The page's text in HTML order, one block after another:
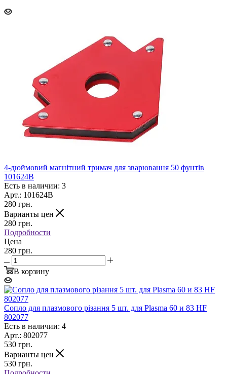
4-дюймовий магнітний тримач для зварювання 50 фунтів
101624B
Есть в наличии: 3
Арт.: 101624B
280 грн.
Варианты цен
280 грн.
Подробности
Цена
280 грн.
В корзину
Сопло для плазмового різання 5 шт. для Plasma 60 и 83 HF
802077
Есть в наличии: 4
Арт.: 802077
530 грн.
Варианты цен
530 грн.